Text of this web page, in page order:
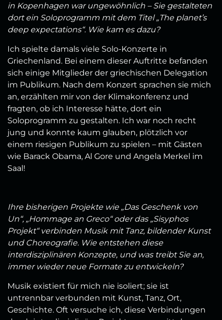
in Kopenhagen war ungewöhnlich – Sie gestalteten
dort ein Soloprogramm mit dem Titel „The planet’s
deep expectations“. Wie kam es dazu?
Ich spielte damals viele Solo-Konzerte in
Griechenland. Bei einem dieser Auftritte befanden
sich einige Mitglieder der griechischen Delegation
im Publikum. Nach dem Konzert sprachen sie mich
an, erzählten mir von der Klimakonferenz und
fragten, ob ich Interesse hätte, dort ein
Soloprogramm zu gestalten. Ich war noch recht
jung und konnte kaum glauben, plötzlich vor
einem riesigen Publikum zu spielen – mit Gästen
wie Barack Obama, Al Gore und Angela Merkel im
Saal!
Ihre bisherigen Projekte wie „Das Geschenk von
Un“, „Hommage an Greco“ oder das „Sisyphos
Projekt“ verbinden Musik mit Tanz, bildender Kunst
und Choreografie. Wie entstehen diese
interdisziplinären Konzepte, und was treibt Sie an,
immer wieder neue Formate zu entwickeln?
Musik existiert für mich nie isoliert; sie ist
untrennbar verbunden mit Kunst, Tanz, Ort,
Geschichte. Oft versuche ich, diese Verbindungen